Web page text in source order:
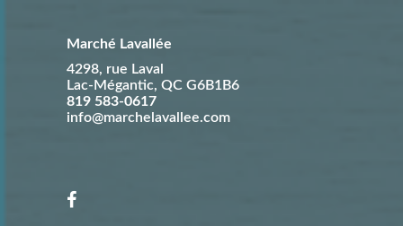
Marché Lavallée
4298, rue Laval
Lac-Mégantic, QC G6B1B6
819 583-0617
info@marchelavallee.com